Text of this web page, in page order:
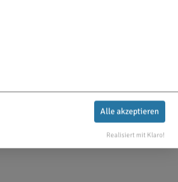
Alle akzeptieren
Realisiert mit Klaro!